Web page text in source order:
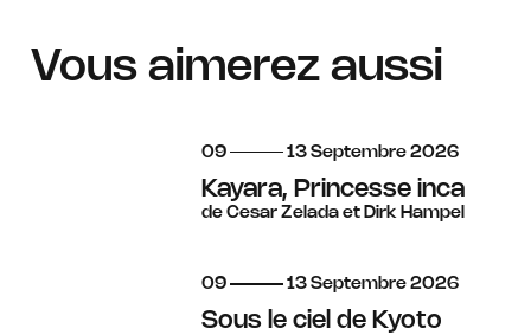
Vous aimerez aussi
du
09 au
13 septembre
Septembre 2026
Kayara, Princesse inca
de Cesar Zelada et Dirk Hampel
du
09 au
13 septembre
Septembre 2026
Sous le ciel de Kyoto